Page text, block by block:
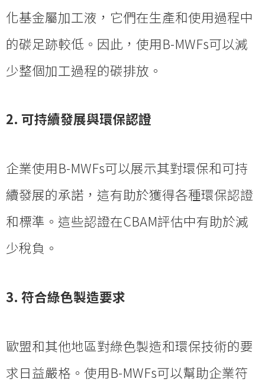
化基金屬加工液，它們在生產和使用過程中
的碳足跡較低。因此，使用B-MWFs可以減
少整個加工過程的碳排放。
2. 可持續發展與環保認證
企業使用B-MWFs可以展示其對環保和可持
續發展的承諾，這有助於獲得各種環保認證
和標準。這些認證在CBAM評估中有助於減
少稅負。
3. 符合綠色製造要求
歐盟和其他地區對綠色製造和環保技術的要
求日益嚴格。使用B-MWFs可以幫助企業符